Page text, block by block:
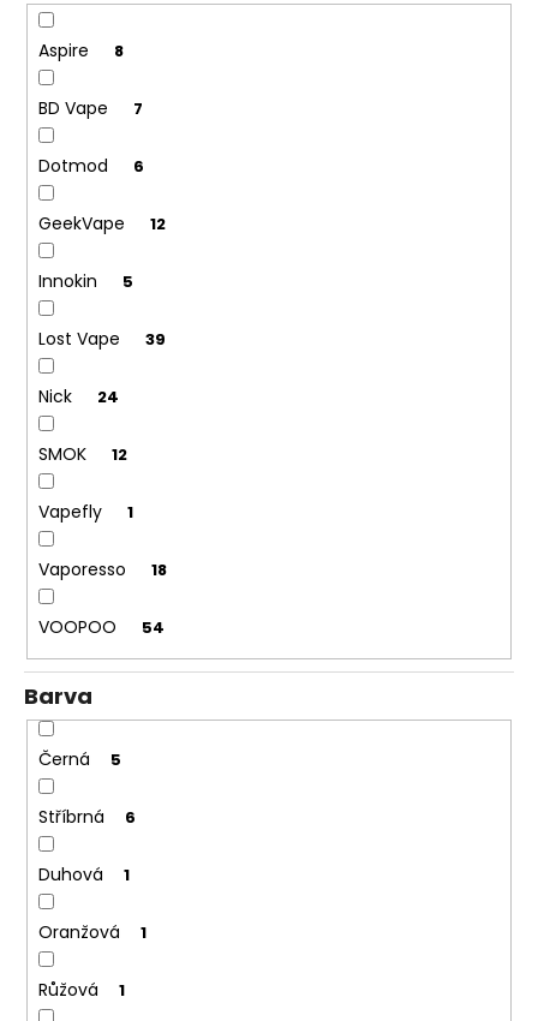
Aspire 8
BD Vape 7
Dotmod 6
GeekVape 12
Innokin 5
Lost Vape 39
Nick 24
SMOK 12
Vapefly 1
Vaporesso 18
VOOPOO 54
Barva
Černá 5
Stříbrná 6
Duhová 1
Oranžová 1
Růžová 1